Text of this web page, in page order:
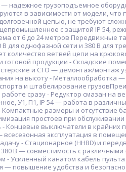
— надежное грузоподъемное
в зависимости от модели,
цепью, не требуют
с защитой IP 54,
от 6 до 24 метров Передвижные
для однофазной сети и 380 В для
количество ветвей цепи на
продукции - Складские
и СТО — демонтаж/монтаж
на высоту - Металлообработка —
и штабелирование
сразу - Редуктор смазан на
У1, П1, IP 54 — работа в
размеры и отсутствие
простоев при
- Концевые выключатели в
эксплуатация в
- Стационарное (HHBD) и
В — совместимость с
- Усиленный канатом кабель
— повышение удобства и